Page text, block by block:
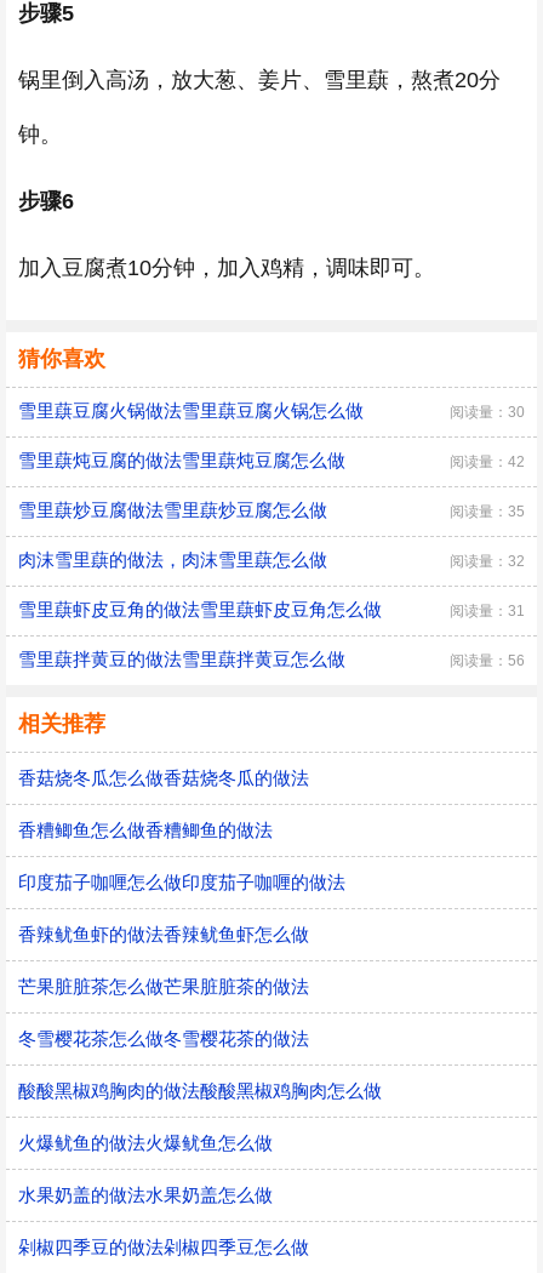
步骤5
锅里倒入高汤，放大葱、姜片、雪里蕻，熬煮20分
钟。
步骤6
加入豆腐煮10分钟，加入鸡精，调味即可。
猜你喜欢
雪里蕻豆腐火锅做法雪里蕻豆腐火锅怎么做 阅读量：30
雪里蕻炖豆腐的做法雪里蕻炖豆腐怎么做 阅读量：42
雪里蕻炒豆腐做法雪里蕻炒豆腐怎么做 阅读量：35
肉沫雪里蕻的做法，肉沫雪里蕻怎么做 阅读量：32
雪里蕻虾皮豆角的做法雪里蕻虾皮豆角怎么做 阅读量：31
雪里蕻拌黄豆的做法雪里蕻拌黄豆怎么做 阅读量：56
相关推荐
香菇烧冬瓜怎么做香菇烧冬瓜的做法
香糟鲫鱼怎么做香糟鲫鱼的做法
印度茄子咖喱怎么做印度茄子咖喱的做法
香辣鱿鱼虾的做法香辣鱿鱼虾怎么做
芒果脏脏茶怎么做芒果脏脏茶的做法
冬雪樱花茶怎么做冬雪樱花茶的做法
酸酸黑椒鸡胸肉的做法酸酸黑椒鸡胸肉怎么做
火爆鱿鱼的做法火爆鱿鱼怎么做
水果奶盖的做法水果奶盖怎么做
剁椒四季豆的做法剁椒四季豆怎么做